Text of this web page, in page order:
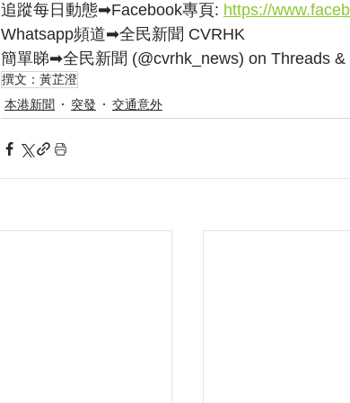
追蹤每日動態➡Facebook專頁: https://
Whatsapp頻道➡全民新聞 CVRHK
簡單睇➡全民新聞 (@cvrhk_news) on Threads &
撰文：黃芷澄
本港新聞
突發 交通意外